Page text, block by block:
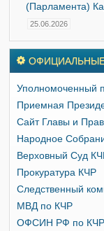
(Парламента)
25.06.2026
Уполномоченный
Приемная
Сайт Главы и
Народное
Верховный Суд
Прокуратура КЧР
Следственный
МВД по КЧР
ОФСИН РФ по КЧР